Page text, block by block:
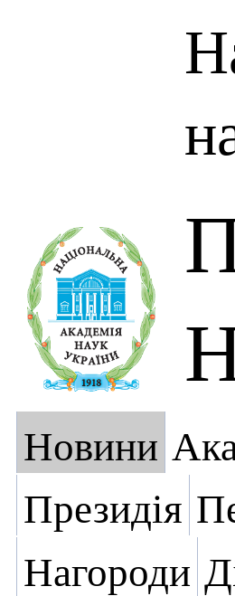
Новини
Президія
Нагороди